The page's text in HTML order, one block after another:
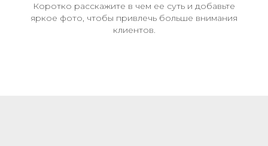
Коротко расскажите в чем ее суть и добавьте
яркое фото, чтобы привлечь больше внимания
клиентов.